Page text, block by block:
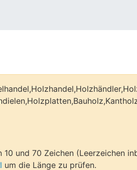
und 70 Zeichen (Leerzeichen
um die Länge zu prüfen.